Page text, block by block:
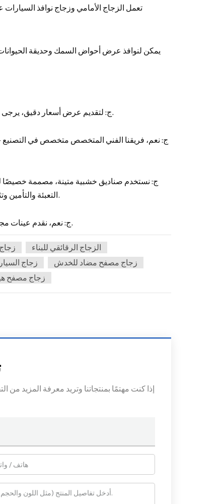
تعمل الزجاج الأمامي وزجاج نوافذ
يمكن لنوافذ عرض أحواض السمك وحديقة
ج: لتقديم عرض أسعار دقيق، يرجى مشاركة تفاصيل محددة مثل الحجم والسمك والكمية وأي متطلبات تخصيص.
ج: نعم، فريقنا الفني المتخصص متخصص في
ج: نستخدم صناديق خشبية متينة، مصممة خصيصًا
التعبئة والتأمين وتثبيت الحاويات بشكل صحيح. كما نوفر لكم صورًا لعملية التحميل للرجوع إليها.
ج: نعم، نقدم عينات مجانية. مع ذلك، إذا كنت بحاجة إلى عينة مخصصة أكبر، فقد تُضاف رسوم شحن.
الزجاج الرقائقي للبناء
زجاج
زجاج مصفح مضاد للخدش
زجاج مصفح
إذا كنت مهتمًا بمنتجاتنا وتريد معرفة المزيد